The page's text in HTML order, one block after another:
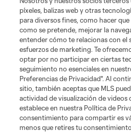
Club Sites
Tickets
Club
Social Media
Corporate Partnerships
píxeles, balizas web y otras
para diversos fines, como hacer
como se pretende, mejorar la
entender cómo te relacionas con el
esfuerzos de marketing. Te
optar por no participar en ciertas
seguimiento no esenciales en
Preferencias de Privacidad". Al
sitio, también aceptas que MLS
actividad de visualización de videos
establece en nuestra Política de
consentimiento para compartir es
menos que retires tu